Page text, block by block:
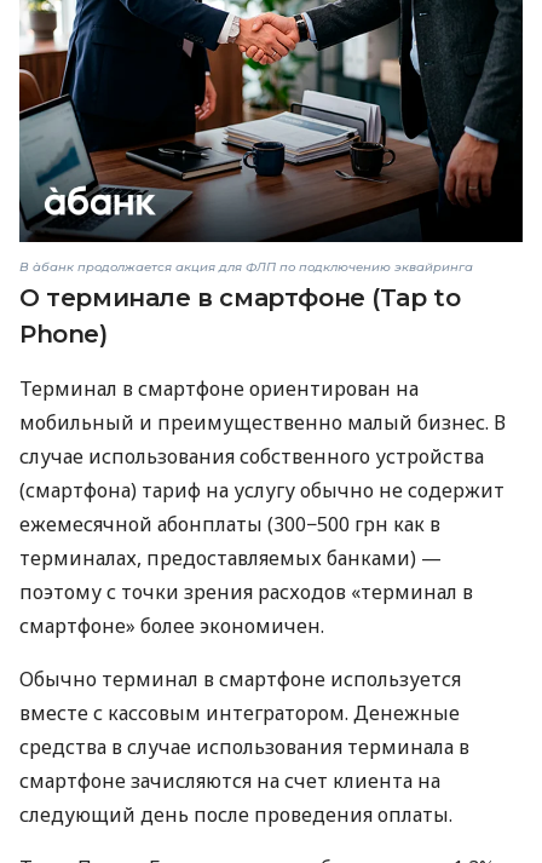
В àбанк продолжается акция для ФЛП по подключению эквайринга
О терминале в смартфоне (Tap to
Phone)
Терминал в смартфоне ориентирован на
мобильный и преимущественно малый бизнес. В
случае использования собственного устройства
(смартфона) тариф на услугу обычно не содержит
ежемесячной абонплаты (300−500 грн как в
терминалах, предоставляемых банками) —
поэтому с точки зрения расходов «терминал в
смартфоне» более экономичен.
Обычно терминал в смартфоне используется
вместе с кассовым интегратором. Денежные
средства в случае использования терминала в
смартфоне зачисляются на счет клиента на
следующий день после проведения оплаты.